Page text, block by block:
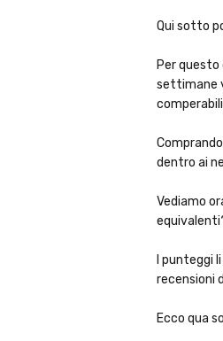
Qui sotto
Per
settimane
dentro ai
Vediamo
I punteggi
recensioni
Ecco qua